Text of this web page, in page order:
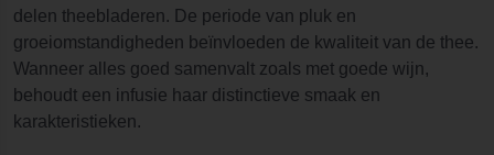
delen theebladeren. De periode van pluk en
groeiomstandigheden beïnvloeden de kwaliteit van de thee.
Wanneer alles goed samenvalt zoals met goede wijn,
behoudt een infusie haar distinctieve smaak en
karakteristieken.